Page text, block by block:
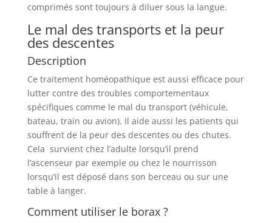
comprimés sont toujours à diluer sous la langue.
Le mal des transports et la peur
des descentes
Description
Ce traitement homéopathique est aussi efficace pour
lutter contre des troubles comportementaux
spécifiques comme le mal du transport (véhicule,
bateau, train ou avion). Il aide aussi les patients qui
souffrent de la peur des descentes ou des chutes.
Cela survient chez l’adulte lorsqu’il prend
l’ascenseur par exemple ou chez le nourrisson
lorsqu’il est déposé dans son berceau ou sur une
table à langer.
Comment utiliser le borax ?